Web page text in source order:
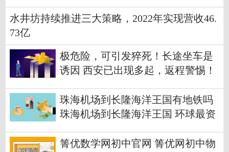
水井坊持续推进三大策略，2022年实现营收46.
73亿
极危险，可引发猝死！长途坐车是
诱因 西安已出现多起，返程警惕！
珠海机场到长隆海洋王国有地铁吗
珠海机场到长隆海洋王国 环球最资
箐优数学网初中官网 箐优网初中物